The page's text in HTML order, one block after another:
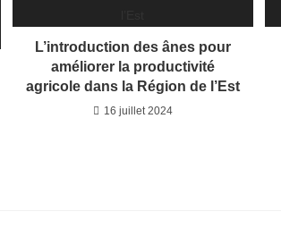
L’introduction des ânes pour
améliorer la productivité
agricole dans la Région de l’Est
16 juillet 2024